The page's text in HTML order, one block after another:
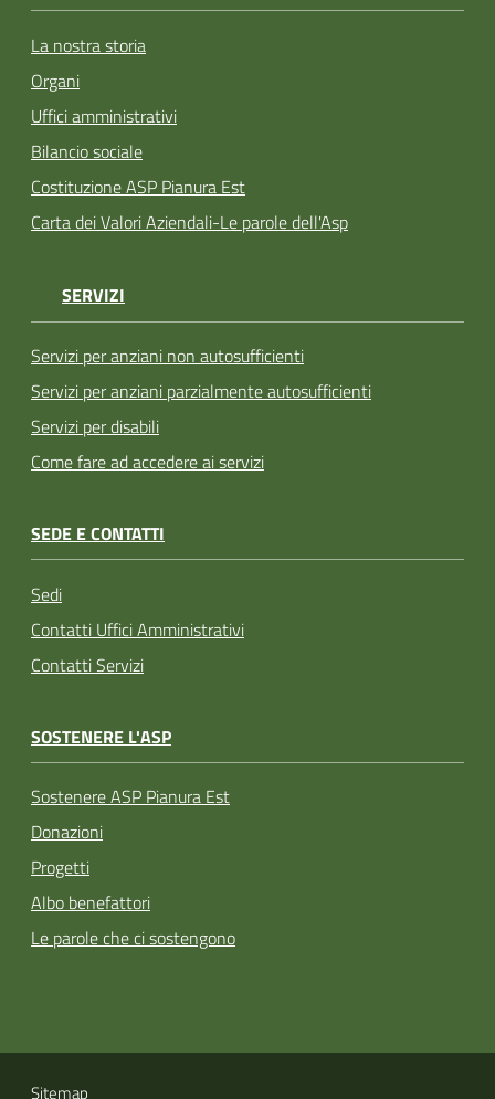
La nostra storia
Organi
Uffici amministrativi
Bilancio sociale
Costituzione ASP Pianura Est
Carta dei Valori Aziendali-Le parole dell'Asp
SERVIZI
Servizi per anziani non autosufficienti
Servizi per anziani parzialmente autosufficienti
Servizi per disabili
Come fare ad accedere ai servizi
SEDE E CONTATTI
Sedi
Contatti Uffici Amministrativi
Contatti Servizi
SOSTENERE L'ASP
Sostenere ASP Pianura Est
Donazioni
Progetti
Albo benefattori
Le parole che ci sostengono
Sitemap